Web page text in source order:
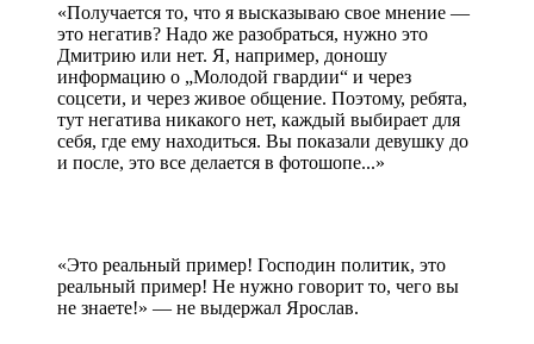
«Получается то, что я высказываю свое мнение —
это негатив? Надо же разобраться, нужно это
Дмитрию или нет. Я, например, доношу
информацию о „Молодой гвардии“ и через
соцсети, и через живое общение. Поэтому, ребята,
тут негатива никакого нет, каждый выбирает для
себя, где ему находиться. Вы показали девушку до
и после, это все делается в фотошопе...»
«Это реальный пример! Господин политик, это
реальный пример! Не нужно говорит то, чего вы
не знаете!» — не выдержал Ярослав.